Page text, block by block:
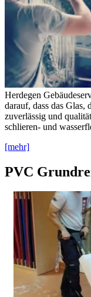
Herdegen
darauf, dass das Glas,
zuverlässig und
schlieren- und
[mehr]
PVC